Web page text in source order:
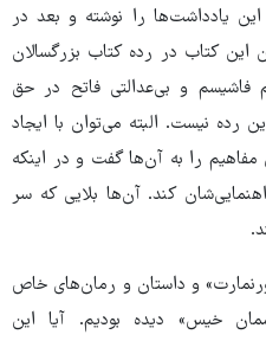
کودک ۱۲ ساله‌ای این یادداشت‌ها را نوشته و بعد در
کتاب در رده کتاب بزرگسالان
فاشیسم و بی‌عدالتی فاتح در حق
رده نیست. البته می‌توان با ایجاد
را به آن‌ها گفت و در اینکه
کند. آن‌ها بلایی که سر
و داستان و رمان‌های خاص
خیس» دیده بودیم. آیا این